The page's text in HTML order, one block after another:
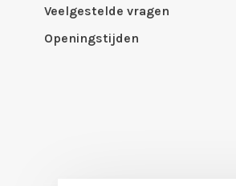
Veelgestelde vragen
Openingstijden